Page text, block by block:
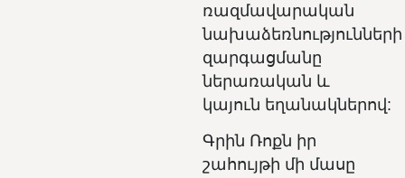
ռազմավարական
նախաձեռնությունների
զարգացմանը
ներառական և
կայուն եղանակներով:
Գրին Ռոքն իր
շահույթի մի մասը